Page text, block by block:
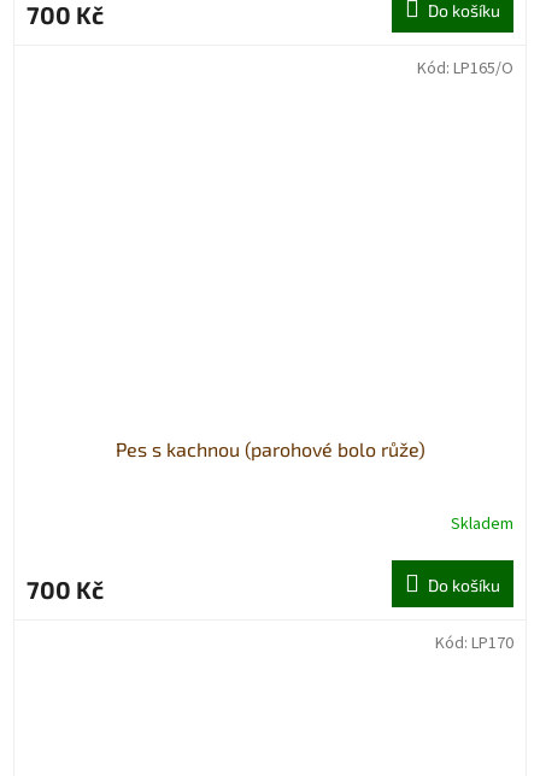
700 Kč Do košíku
Pes s kachnou (parohové bolo růže)
Skladem
700 Kč Do košíku
Kód: LP165/O
Kód: LP170